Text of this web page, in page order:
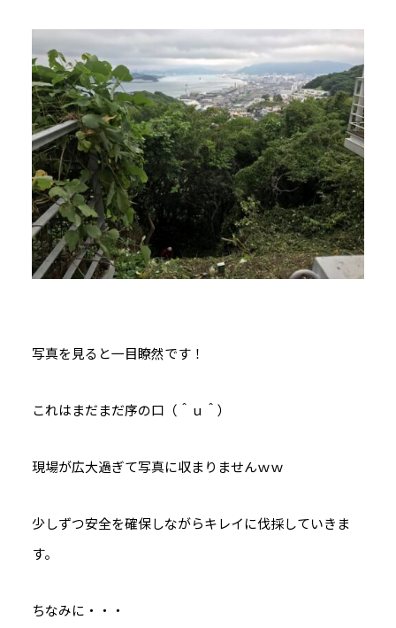
写真を見ると一目瞭然です！
これはまだまだ序の口（＾ｕ＾）
現場が広大過ぎて写真に収まりませんｗｗ
少しずつ安全を確保しながらキレイに伐採していきま
す。
ちなみに・・・